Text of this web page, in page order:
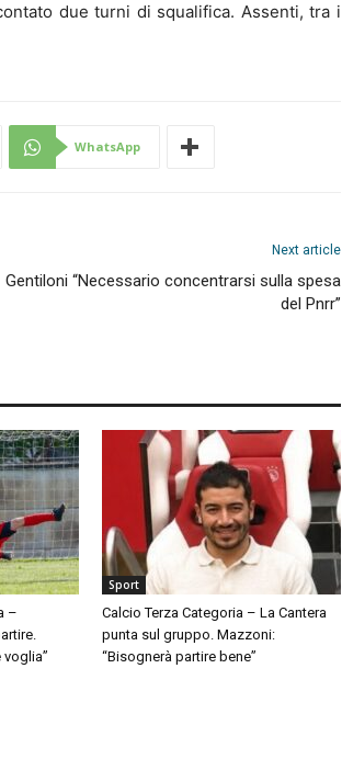
due turni di squalifica. Assenti, tra i
WhatsApp
Next article
Gentiloni “Necessario concentrarsi sulla spesa
del Pnrr”
–
Sport
Calcio Terza Categoria – La Cantera
punta sul gruppo. Mazzoni:
“Bisognerà partire bene”